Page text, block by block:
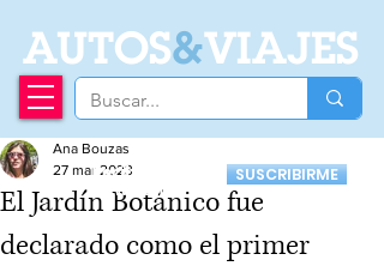
AUTOS&VIAJES
Recibí nuestro
Newsletter
SUSCRIBIRME
El Jardín Botánico fue
declarado como el primer
Ana Bouzas
27 mar 2023